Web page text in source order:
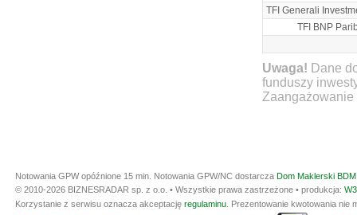
TFI Generali
TFI BNP
Uwaga! Dane
funduszy
Zaangażowanie
Notowania GPW opóźnione 15 min. Notowania GPW/NC dostarcza Dom Maklerski
© 2010-2026 BIZNESRADAR sp. z o.o. • Wszystkie prawa zastrzeżone • produkcja:
Korzystanie z serwisu oznacza akceptację regulaminu . Prezentowanie kwotowania